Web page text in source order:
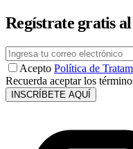
Regístrate gratis
Acepto Política de
Recuerda aceptar los
INSCRÍBETE AQUÍ